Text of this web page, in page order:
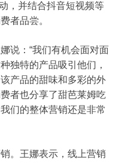
，并结合抖音短视频等
者品尝。
说：“我们有机会面对面
独特的产品吸引他们，
产品的甜味和多彩的外
者也分享了甜芭莱姆吃
们的整体营销还是非常
。王娜表示，线上营销